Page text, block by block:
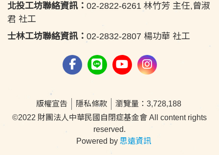
北投工坊聯絡資訊： 02-2822-6261 林竹芳 主任,曾淑
君 社工
士林工坊聯絡資訊： 02-2832-2807 楊功華 社工
版權宣告 隱私條款
瀏覽量：3,728,188
©2022 財團法人中華民國自閉症基金會 All content rights
reserved.
Powered by 思遠資訊